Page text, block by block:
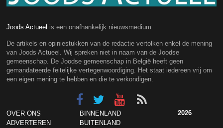
Joods Actueel is een onafhankelijk nieuwsmedium.
De artikels en opiniestukken van de redactie vertolken enkel de mening
van Joods Actueel. Wij spreken niet in naam van de Joodse
gemeenschap. De Joodse gemeenschap in België heeft geen
gemandateerde feitelijke vertegenwoordiging. Het staat iedereen vrij om
een eigen mening te hebben en die te verkondigen.
OVER ONS
ADVERTEREN
BINNENLAND
BUITENLAND
2026